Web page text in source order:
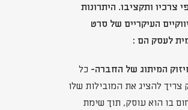
צרכיו ותקציבו. היתרונות
העיקריים של סרט
לעסק הם :
כל
צריך להציג את המובילות שלו
בו הוא עוסק, תוך שימת